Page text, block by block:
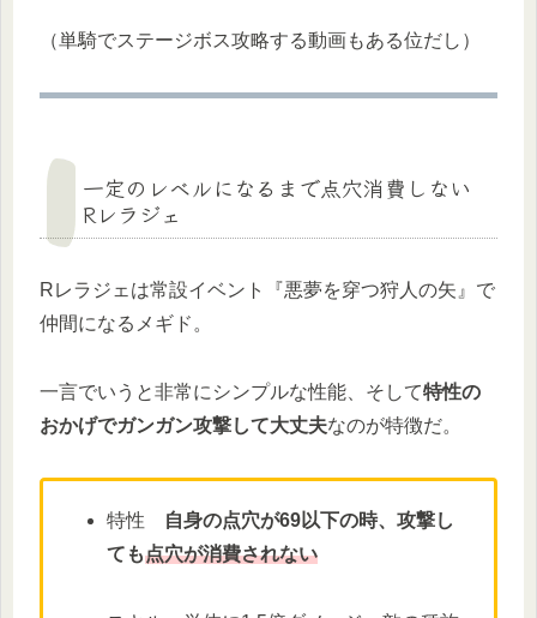
（単騎でステージボス攻略する動画もある位だし）
一定のレベルになるまで点穴消費しない
Rレラジェ
Rレラジェは常設イベント『悪夢を穿つ狩人の矢』で
仲間になるメギド。
一言でいうと非常にシンプルな性能、そして特性の
おかげでガンガン攻撃して大丈夫なのが特徴だ。
特性
自身の点穴が69以下の時、攻撃し
ても点穴が消費されない